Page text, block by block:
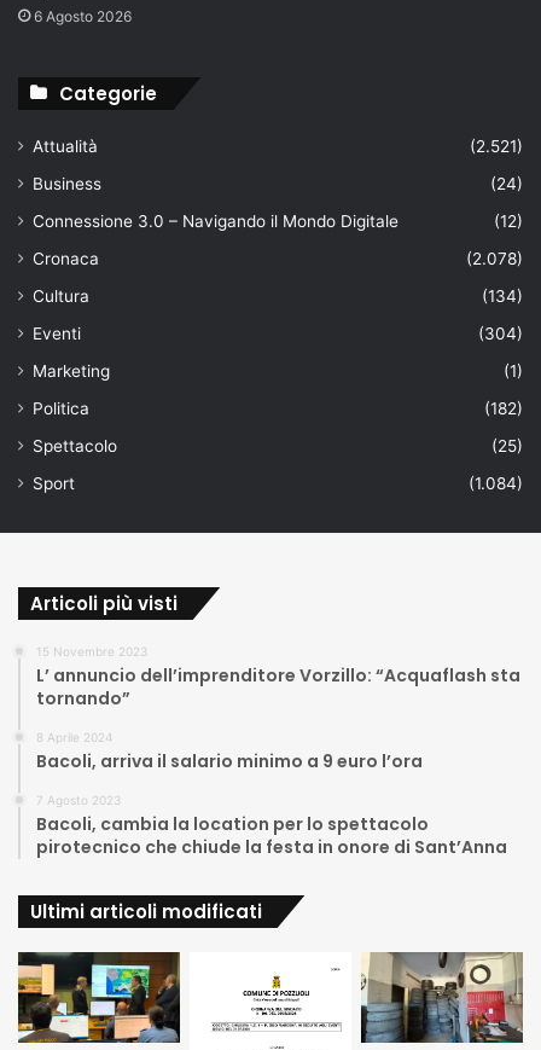
6 Agosto 2026
Categorie
Attualità
(2.521)
Business
(24)
Connessione 3.0 – Navigando il Mondo Digitale
(12)
Cronaca
(2.078)
Cultura
(134)
Eventi
(304)
Marketing
(1)
Politica
(182)
Spettacolo
(25)
Sport
(1.084)
Articoli più visti
15 Novembre 2023
L’ annuncio dell’imprenditore Vorzillo: “Acquaflash sta
tornando”
8 Aprile 2024
Bacoli, arriva il salario minimo a 9 euro l’ora
7 Agosto 2023
Bacoli, cambia la location per lo spettacolo
pirotecnico che chiude la festa in onore di Sant’Anna
Ultimi articoli modificati